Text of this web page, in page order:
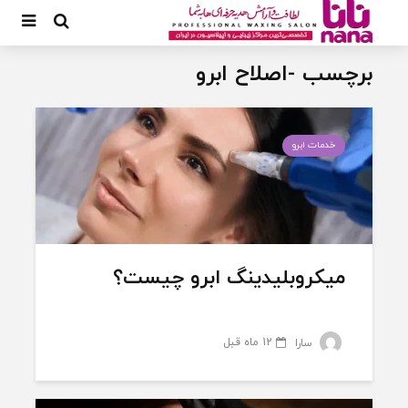
برچسب -اصلاح ابرو
خدمات ابرو
میکروبلیدینگ ابرو چیست؟
سارا 12 ماه قبل